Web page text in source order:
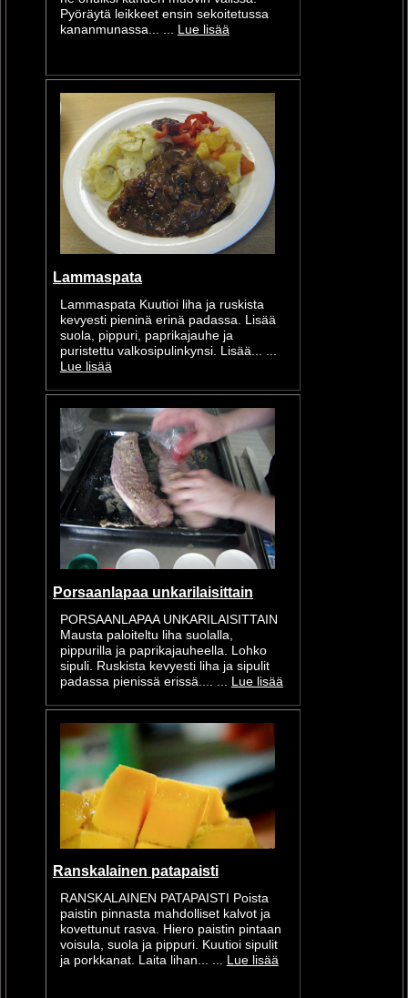
Pyöräytä leikkeet ensin sekoitetussa
kananmunassa... ... Lue lisää
Lammaspata
Lammaspata Kuutioi liha ja ruskista
kevyesti pieninä erinä padassa. Lisää
suola, pippuri, paprikajauhe ja
puristettu valkosipulinkynsi. Lisää... ...
Lue lisää
Porsaanlapaa unkarilaisittain
PORSAANLAPAA UNKARILAISITTAIN
Mausta paloiteltu liha suolalla,
pippurilla ja paprikajauheella. Lohko
sipuli. Ruskista kevyesti liha ja sipulit
padassa pienissä erissä.... ... Lue lisää
Ranskalainen patapaisti
RANSKALAINEN PATAPAISTI Poista
paistin pinnasta mahdolliset kalvot ja
kovettunut rasva. Hiero paistin pintaan
voisula, suola ja pippuri. Kuutioi sipulit
ja porkkanat. Laita lihan... ... Lue lisää